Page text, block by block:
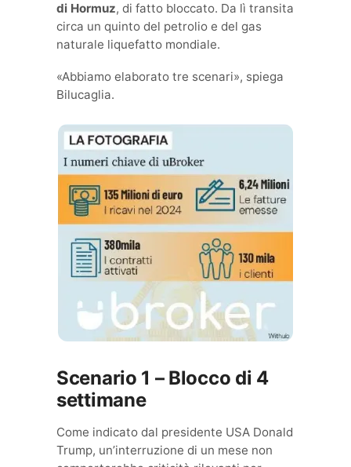
di Hormuz, di fatto bloccato. Da lì transita
circa un quinto del petrolio e del gas
naturale liquefatto mondiale.
«Abbiamo elaborato tre scenari», spiega
Bilucaglia.
Scenario 1 – Blocco di 4
settimane
Come indicato dal presidente USA Donald
Trump, un’interruzione di un mese non